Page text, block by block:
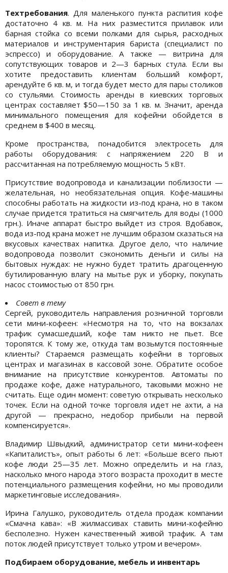
Техтребования. Для маленького пункта распития кофе
достаточно 4 кв. м. На них разместится прилавок или
барная стойка со всеми полками для сырья, расходных
материалов и инструментария бариста (специалист по
эспрессо) и оборудование. А также — витрина для
сопутствующих товаров и 2—3 барных стула. Если вы
хотите предоставить клиентам больший комфорт,
арендуйте 6 кв. м, и тогда будет место для пары столиков
со стульями. Стоимость аренды в киевских торговых
центрах составляет $50—150 за 1 кв. м. Значит, аренда
минимального помещения для кофейни обойдется в
среднем в $400 в месяц.
Кроме пространства, понадобится электросеть для
работы оборудования: с напряжением 220 В и
рассчитанная на потребляемую мощность 5 кВт.
Присутствие водопровода и канализации поблизости —
желательная, но необязательная опция. Кофе-машины
способны работать на жидкости из-под крана, но в таком
случае придется тратиться на смягчитель для воды (1000
грн.). Иначе аппарат быстро выйдет из строя. Вдобавок,
вода из-под крана может не лучшим образом сказаться на
вкусовых качествах напитка. Другое дело, что наличие
водопровода позволит сэкономить деньги и силы на
бытовых нуждах: не нужно будет тратить драгоценную
бутилированную влагу на мытье рук и уборку, покупать
насос стоимостью от 850 грн.
Совет в тему
Сергей, руководитель направления розничной торговли
сети мини-кофеен: «Несмотря на то, что на вокзалах
трафик сумасшедший, кофе там никто не пьет. Все
торопятся. К тому же, откуда там возьмутся постоянные
клиенты? Стараемся размещать кофейни в торговых
центрах и магазинах в кассовой зоне. Обратите особое
внимание на присутствие конкурентов. Автоматы по
продаже кофе, даже натурального, таковыми можно не
считать. Еще один момент: советую открывать несколько
точек. Если на одной точке торговля идет не ахти, а на
другой — прекрасно, недобор прибыли на первой
компенсируется».
Владимир Швыдкий, администратор сети мини-кофеен
«Капиталистъ», опыт работы 6 лет: «Больше всего пьют
кофе люди 25—35 лет. Можно определить и на глаз,
насколько много народа этого возраста проходит в месте
потенциального размещения кофейни, но мы проводили
маркетинговые исследования».
Ирина Галушко, руководитель отдела продаж компании
«Смачна кава»: «В жилмассивах ставить мини-кофейню
бесполезно. Нужен качественный живой трафик. А там
поток людей присутствует только утром и вечером».
Подбираем оборудование, мебель и инвентарь